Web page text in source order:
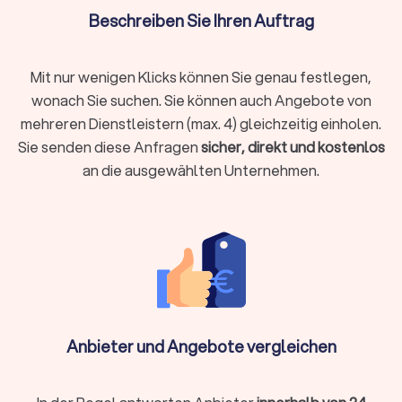
Schilderung Ihrer Lebens- und Finanzsituation die besten
Tierhalterhaftpflicht: Bei einem unabhängigen
Versicherungsberater in Bad Rappenau sind Sie in den besten
Baufinanzierung, Hypotheken & Immobilien
Experten für die Baufinanzierung
Hypotheken und Immobilien allgemein helfen Ihnen, das
Beste aus Ihrer Immobiliensituation herauszuholen.
Vermögensverwaltung, Finanzplanung & -
beratung
noch am Anfang der Finanzplanung steht, möchte Vermögen
Beschreiben Sie Ihren Auftrag
Mit nur wenigen Klicks können Sie genau festlegen,
wonach Sie suchen. Sie können auch Angebote von
mehreren Dienstleistern (max. 4) gleichzeitig einholen.
Sie senden diese Anfragensicher, direkt und kostenlos
an die ausgewählten Unternehmen.
Anbieter und Angebote vergleichen